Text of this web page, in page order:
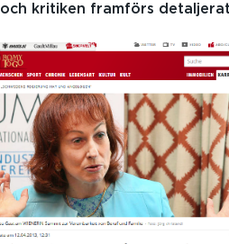
kritiken framförs